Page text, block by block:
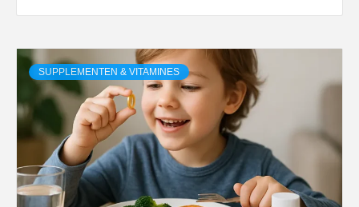
SUPPLEMENTEN & VITAMINES